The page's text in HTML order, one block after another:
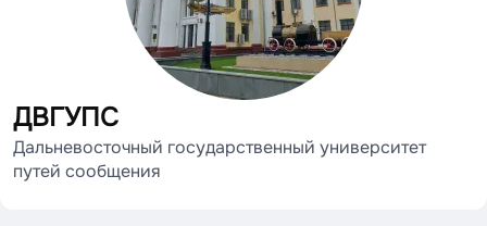
ДВГУПС
Дальневосточный государственный университет
путей сообщения